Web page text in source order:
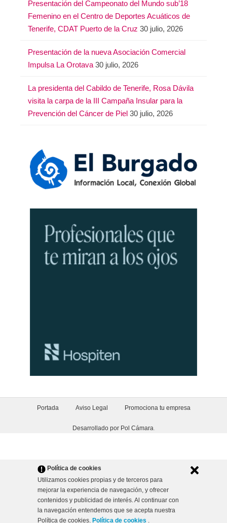
Política de cookies
Utilizamos cookies propias y de terceros para
mejorar la experiencia de navegación, y ofrecer
contenidos y publicidad de interés. Al continuar con
la navegación entendemos que se acepta nuestra
Política de cookies. Política de cookies .
Presentación del Campeonato del Mundo sub’18
Femenino en el Centro de Deportes Acuáticos de
Tenerife, CDAT Puerto de la Cruz 30 julio, 2026
Presentación de la nueva Asociación Comercial
Impulsa La Orotava 30 julio, 2026
La presidenta del Cabildo de Tenerife, Rosa Dávila
visita la carpa de la III Campaña Insular para la
Prevención del Cáncer de Piel 30 julio, 2026
Portada Aviso Legal Promociona tu empresa
Desarrollado por Pol Cámara.